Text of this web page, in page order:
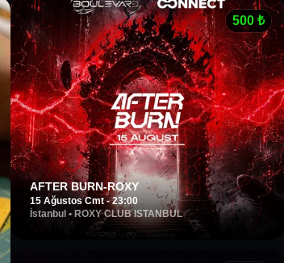
500 ₺
AFTER BURN-ROXY
15 Ağustos Cmt - 23:00
İstanbul • ROXY CLUB ISTANBUL